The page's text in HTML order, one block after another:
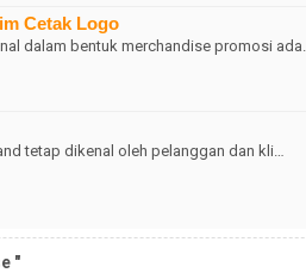
Cetak Logo
dalam bentuk merchandise promosi ada…
tetap dikenal oleh pelanggan dan kli…
"